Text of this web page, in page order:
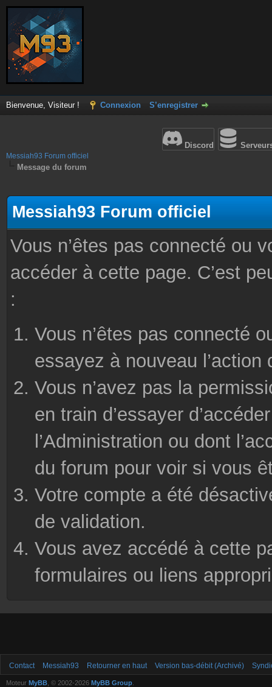
Bienvenue, Visiteur ! Connexion S’enregistrer
Discord
Messiah93 Forum officiel
Message du forum
Messiah93 Forum officiel
Vous n’êtes pas connecté ou
accéder à cette page. C’est
:
Vous n’êtes pas connecté
essayez à nouveau
Vous n’avez pas la
en train d’essayer
l’Administration ou dont
du forum pour voir si vous
Votre compte a été
de validation.
Vous avez accédé à cette
formulaires ou liens
Contact Messiah93 Retourner en haut Version bas-débit (Archivé)
Moteur MyBB , © 2002-2026 MyBB Group